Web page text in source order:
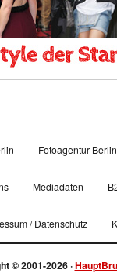
Fotoagentur Berlin
Mediadaten
/ Datenschutz
© 2001-2026 ·